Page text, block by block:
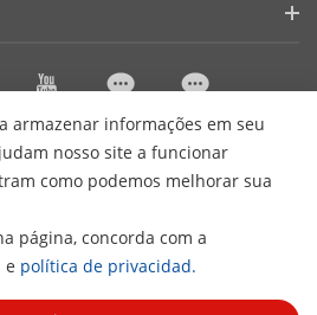
armazenar informações em seu
nosso site a funcionar
como podemos melhorar sua
página, concorda com a
e política de privacidad.
Contact Us
Newsletter
Digital Technology Co., Ltd. All
Cookies